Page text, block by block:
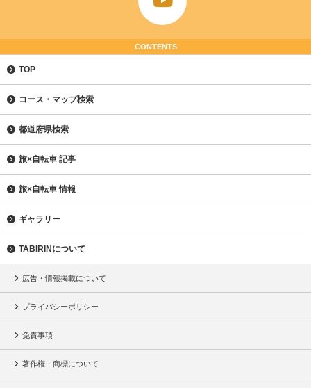
CONTENTS
TOP
コース・マップ検索
都道府県検索
旅×自転車 記事
旅×自転車 情報
ギャラリー
TABIRINについて
広告・情報掲載について
プライバシーポリシー
免責事項
著作権・商標について